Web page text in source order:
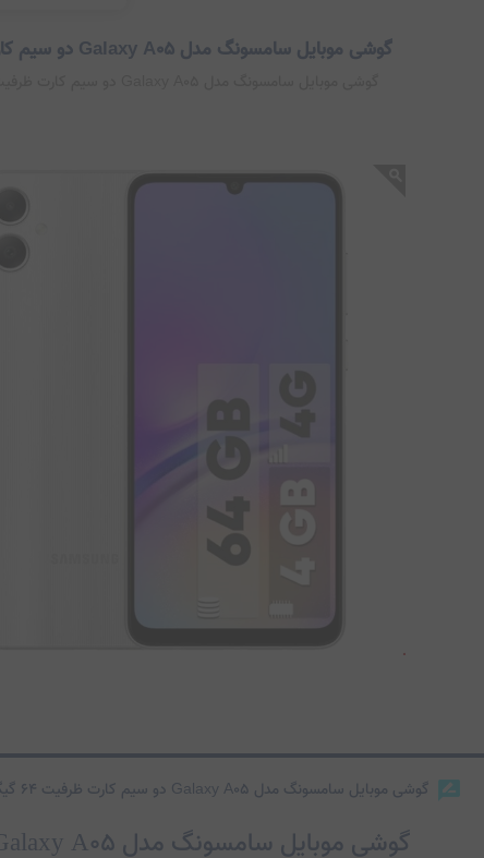
گوشی موبایل سامسونگ مدل Galaxy A05 دو سیم کارت ظرفیت 64 گیگابایت و رم 4 گیگابایت
گوشی موبایل سامسونگ مدل Galaxy A05 دو سیم کارت ظرفیت 64 گیگابایت و رم 4 گیگابایت
گوشی موبایل سامسونگ مدل Galaxy A05 دو سیم کارت ظرفیت 64 گیگابایت و رم 4 گیگابایت